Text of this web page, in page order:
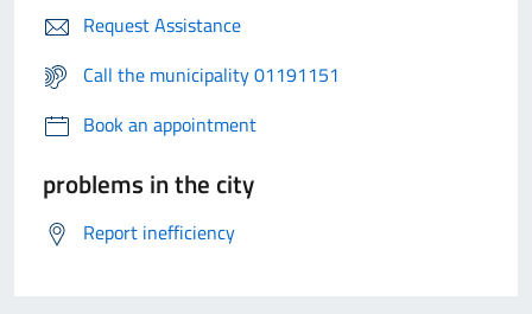
Request Assistance
Call the municipality 01191151
Book an appointment
problems in the city
Report inefficiency